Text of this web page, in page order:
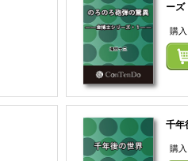
まとめてカートにいれる
ー
購
千年
購